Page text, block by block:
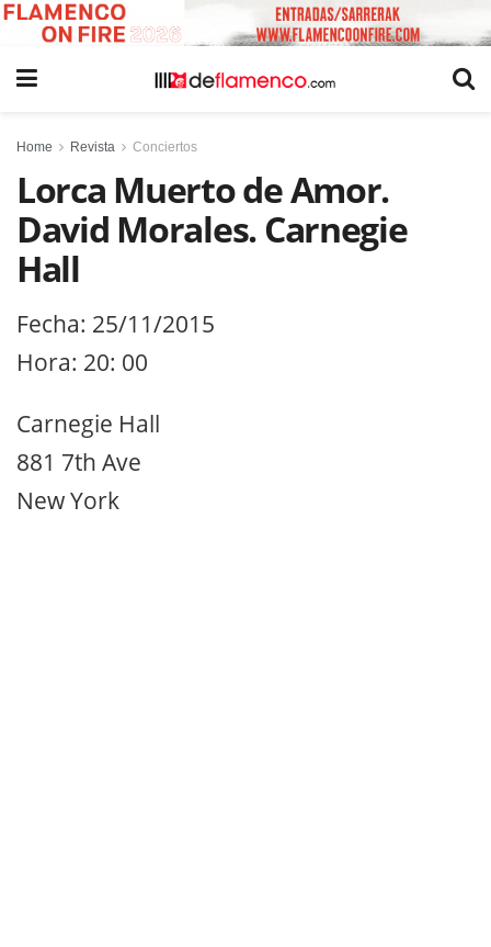
Home Revista Conciertos
Lorca Muerto de Amor.
David Morales. Carnegie
Hall
Fecha: 25/11/2015
Hora: 20: 00
Carnegie Hall
881 7th Ave
New York